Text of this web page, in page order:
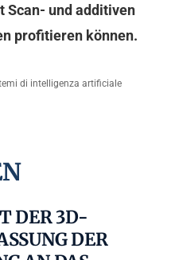
Scan- und additiven
profitieren können.
di intelligenza artificiale
DER 3D-
DER